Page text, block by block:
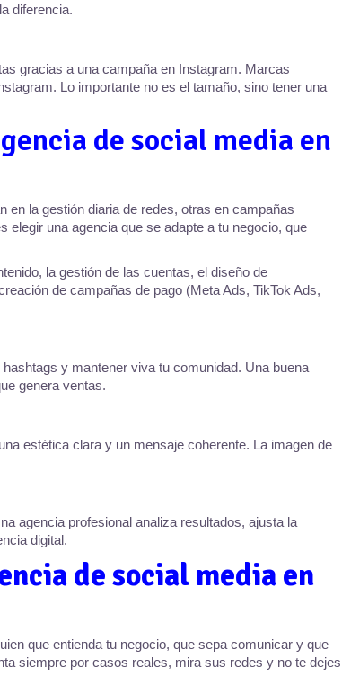
diferencia.
gracias a una campaña en Instagram. Marcas
Lo importante no es el tamaño, sino tener una
de social media en
en la gestión diaria de redes, otras en campañas
elegir una agencia que se adapte a tu negocio, que
la gestión de las cuentas, el diseño de
de campañas de pago (Meta Ads, TikTok Ads,
y mantener viva tu comunidad. Una buena
genera ventas.
estética clara y un mensaje coherente. La imagen de
agencia profesional analiza resultados, ajusta la
digital.
de social media en
que entienda tu negocio, que sepa comunicar y que
siempre por casos reales, mira sus redes y no te dejes